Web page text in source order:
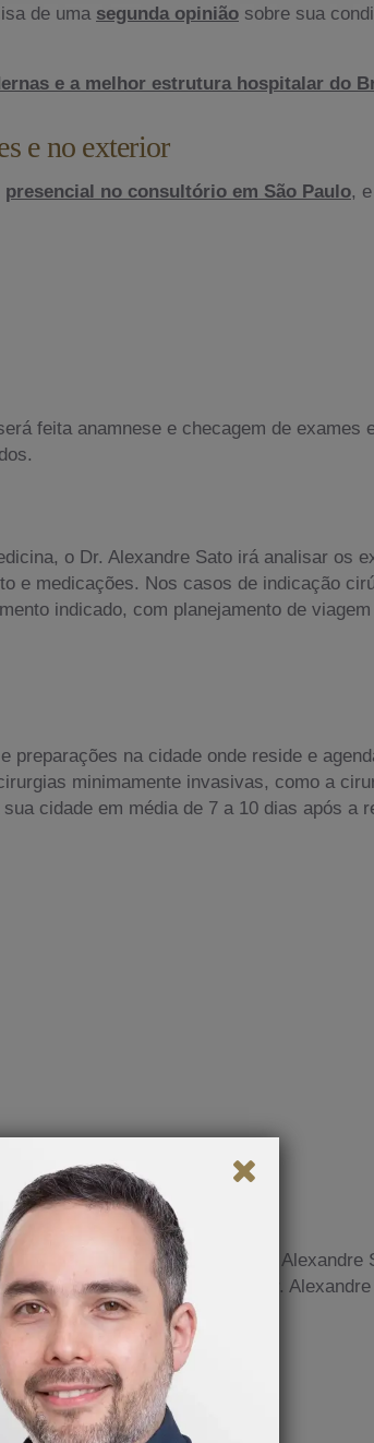
de uma segunda opinião sobre sua
e a melhor estrutura hospitalar do
e no exterior
presencial no consultório em São Paulo,
feita anamnese e checagem de exames
o Dr. Alexandre Sato irá analisar os
e medicações. Nos casos de indicação
indicado, com planejamento de
na cidade onde reside e
minimamente invasivas, como a
cidade em média de 7 a 10 dias após a
de consultas remotas com o Dr. Alexandre
o cuidado pela equipe do Dr.